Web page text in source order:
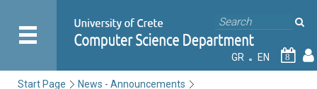
GR EN 8
Start Page
News - Announcements